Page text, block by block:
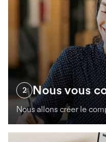
2 Nous vous
Nous allons créer le